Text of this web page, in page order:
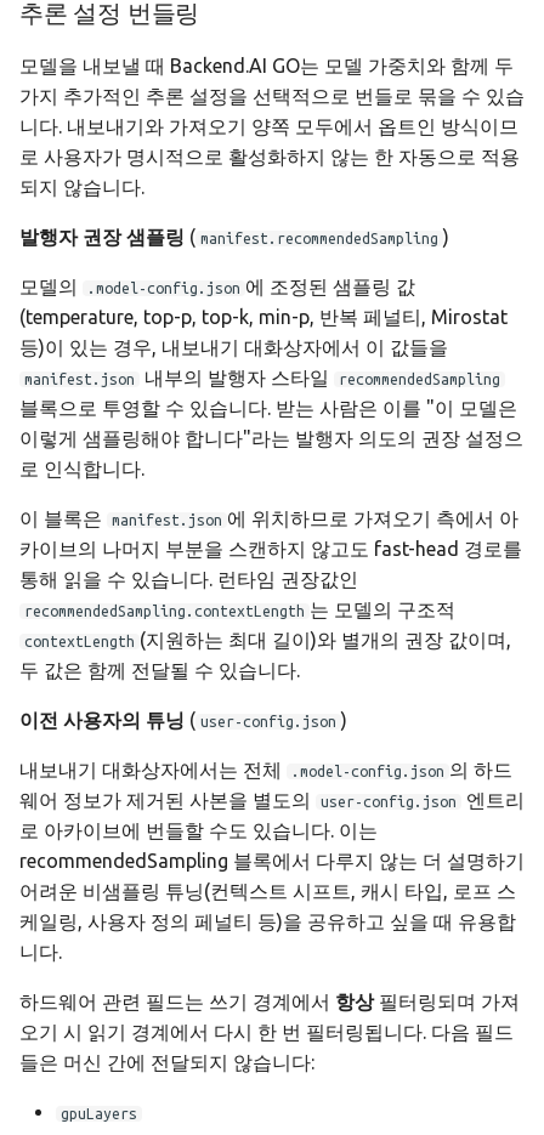
추론 설정 번들링
모델을 내보낼 때 Backend.AI GO는 모델 가중치와 함께 두
가지 추가적인 추론 설정을 선택적으로 번들로 묶을 수 있습
니다. 내보내기와 가져오기 양쪽 모두에서 옵트인 방식이므
로 사용자가 명시적으로 활성화하지 않는 한 자동으로 적용
되지 않습니다.
발행자 권장 샘플링 ( manifest.recommendedSampling )
모델의 .model-config.json 에 조정된 샘플링 값
(temperature, top-p, top-k, min-p, 반복 페널티, Mirostat
등)이 있는 경우, 내보내기 대화상자에서 이 값들을
manifest.json 내부의 발행자 스타일 recommendedSampling
블록으로 투영할 수 있습니다. 받는 사람은 이를 "이 모델은
이렇게 샘플링해야 합니다"라는 발행자 의도의 권장 설정으
로 인식합니다.
이 블록은 manifest.json 에 위치하므로 가져오기 측에서 아
카이브의 나머지 부분을 스캔하지 않고도 fast-head 경로를
통해 읽을 수 있습니다. 런타임 권장값인
recommendedSampling.contextLength 는 모델의 구조적
contextLength (지원하는 최대 길이)와 별개의 권장 값이며,
두 값은 함께 전달될 수 있습니다.
이전 사용자의 튜닝 ( user-config.json )
내보내기 대화상자에서는 전체 .model-config.json 의 하드
웨어 정보가 제거된 사본을 별도의
user-config.json
엔트리
로 아카이브에 번들할 수도 있습니다. 이는
recommendedSampling 블록에서 다루지 않는 더 설명하기
어려운 비샘플링 튜닝(컨텍스트 시프트, 캐시 타입, 로프 스
케일링, 사용자 정의 페널티 등)을 공유하고 싶을 때 유용합
니다.
하드웨어 관련 필드는 쓰기 경계에서 항상필터링되며 가져
오기 시 읽기 경계에서 다시 한 번 필터링됩니다. 다음 필드
들은 머신 간에 전달되지 않습니다:
gpuLayers